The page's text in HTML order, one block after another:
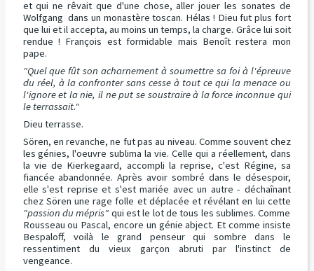
et qui ne rêvait que d'une chose, aller jouer les sonates de
Wolfgang dans un monastère toscan. Hélas ! Dieu fut plus fort
que lui et il accepta, au moins un temps, la charge. Grâce lui soit
rendue ! François est formidable mais Benoît restera mon
pape.
"Quel que fût son acharnement à soumettre sa foi à l'épreuve
du réel, à la confronter sans cesse à tout ce qui la menace ou
l'ignore et la nie, il ne put se soustraire à la force inconnue qui
le terrassait."
Dieu terrasse.
Sören, en revanche, ne fut pas au niveau. Comme souvent chez
les génies, l'oeuvre sublima la vie. Celle qui a réellement, dans
la vie de Kierkegaard, accompli la reprise, c'est Régine, sa
fiancée abandonnée. Après avoir sombré dans le désespoir,
elle s'est reprise et s'est mariée avec un autre - déchaînant
chez Sören une rage folle et déplacée et révélant en lui cette
"passion du mépris" qui est le lot de tous les sublimes. Comme
Rousseau ou Pascal, encore un génie abject. Et comme insiste
Bespaloff, voilà le grand penseur qui sombre dans le
ressentiment du vieux garçon abruti par l'instinct de
vengeance.